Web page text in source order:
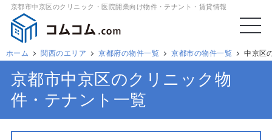
京都市中京区のクリニック・医院開業向け物件・テナント・賃貸情報
ホーム 関西のエリア 京都府の物件一覧 京都市の物件一覧 中京区
京都市中京区のクリニック物
件・テナント一覧